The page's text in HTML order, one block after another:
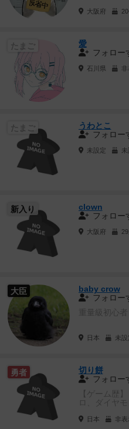
大阪府
たまご
愛
フォロー
石川県 非
うわとこ
フォロー
未設定 未
新入り
clown
フォロー
大阪府
大臣
baby crow
フォロー
重量級初心
日本 未設
勇者
切り餅
フォロー
【ゲーム歴
ロ、ダイヤ
日本 非表